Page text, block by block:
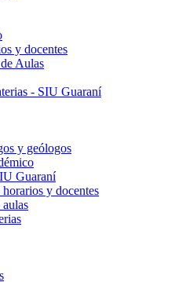
y docentes
Aulas
- SIU Guaraní
y geólogos
Guaraní
y docentes